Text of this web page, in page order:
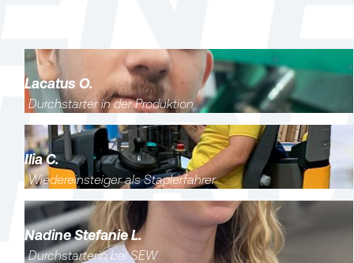
Lacatus O.
Durchstarter in der Produktion
Ilia C.
Wiedereinsteiger als Staplerfahrer
Nadine Stefanie L.
Durchstarterin bei SEW